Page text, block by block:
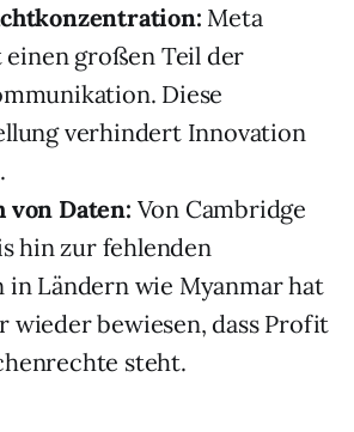
Meta
großen Teil der
Diese
verhindert Innovation
von Daten: Von Cambridge
hin zur fehlenden
in Ländern wie Myanmar hat
wieder bewiesen, dass Profit
steht.